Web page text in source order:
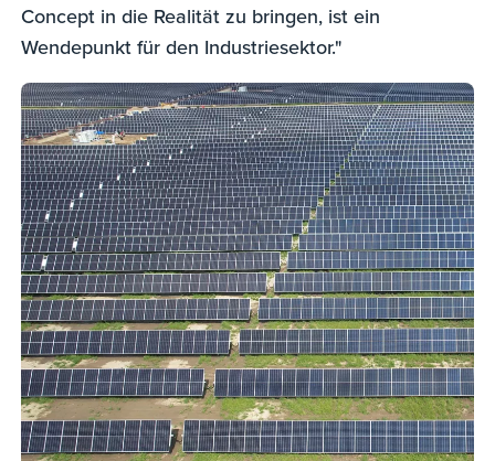
Concept in die Realität zu bringen, ist ein
Wendepunkt für den Industriesektor."